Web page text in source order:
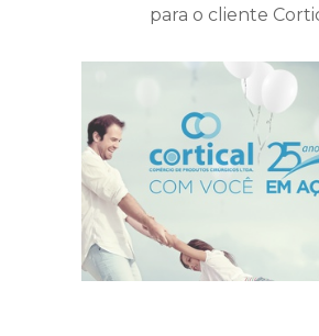
para o cliente